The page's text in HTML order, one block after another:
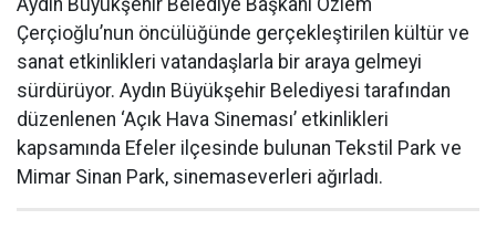
Aydın Büyükşehir Belediye Başkanı Özlem
Çerçioğlu’nun öncülüğünde gerçekleştirilen kültür ve
sanat etkinlikleri vatandaşlarla bir araya gelmeyi
sürdürüyor. Aydın Büyükşehir Belediyesi tarafından
düzenlenen ‘Açık Hava Sineması’ etkinlikleri
kapsamında Efeler ilçesinde bulunan Tekstil Park ve
Mimar Sinan Park, sinemaseverleri ağırladı.